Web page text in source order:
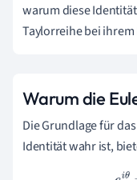
warum diese
Taylorreihe bei ihrem
Warum die
Die Grundlage für
Identität wahr ist,